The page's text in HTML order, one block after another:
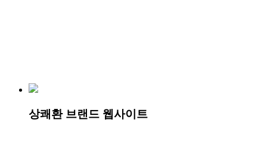
상쾌환 브랜드 웹사이트